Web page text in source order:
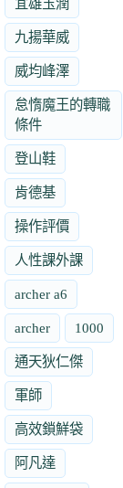
宜雄玉潤
九揚華威
威均峰澤
怠惰魔王的轉職
條件
登山鞋
肯德基
操作評價
人性課外課
archer a6
archer 1000
通天狄仁傑
軍師
高效鎖鮮袋
阿凡達